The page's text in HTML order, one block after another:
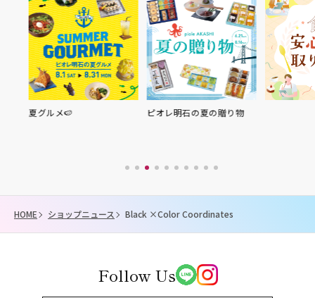
夏グルメ🍉 ピオレ明石の夏の贈り物
HOME ショップニュース Black ×Color Coordinates
Follow Us